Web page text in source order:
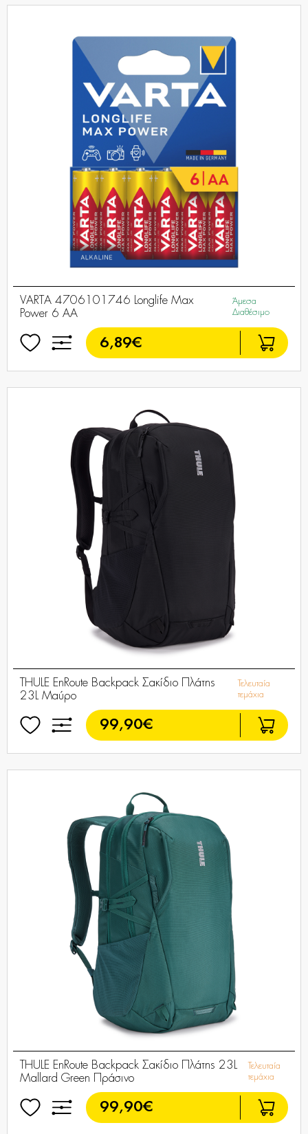
VARTA 4706101746 Longlife Max
Power 6 AA
Άμεσα
Διαθέσιμο
6,89€
THULE EnRoute Backpack Σακίδιο Πλάτης
23L Μαύρο
Τελευταία
τεμάχια
99,90€
THULE EnRoute Backpack Σακίδιο Πλάτης 23L
Mallard Green Πράσινο
Τελευταία
τεμάχια
99,90€